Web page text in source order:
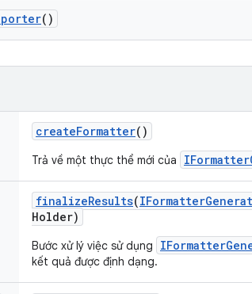
()
createFormatter()
Trả về một thực thể mới của
finalizeResults(IFormatter
Holder)
Bước xử lý việc sử dụng
kết quả được định dạng.